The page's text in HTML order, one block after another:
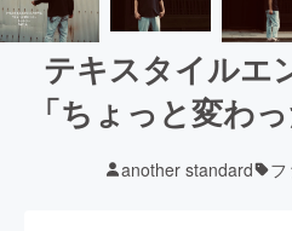
テキスタイルエ
「ちょっと変わ
another standard